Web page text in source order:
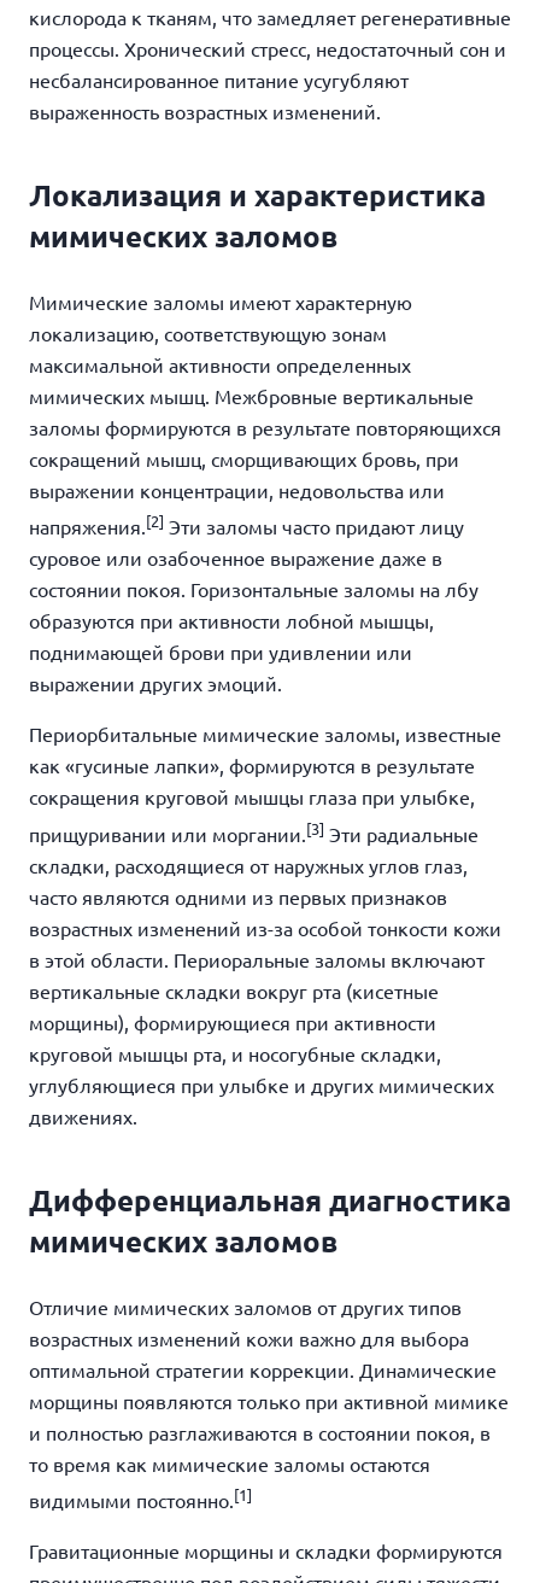
кислорода к тканям, что замедляет регенеративные
процессы. Хронический стресс, недостаточный сон и
несбалансированное питание усугубляют
выраженность возрастных изменений.
Локализация и характеристика
мимических заломов
Мимические заломы имеют характерную
локализацию, соответствующую зонам
максимальной активности определенных
мимических мышц. Межбровные вертикальные
заломы формируются в результате повторяющихся
сокращений мышц, сморщивающих бровь, при
выражении концентрации, недовольства или
напряжения. [2] Эти заломы часто придают лицу
суровое или озабоченное выражение даже в
состоянии покоя. Горизонтальные заломы на лбу
образуются при активности лобной мышцы,
поднимающей брови при удивлении или
выражении других эмоций.
Периорбитальные мимические заломы, известные
как «гусиные лапки», формируются в результате
сокращения круговой мышцы глаза при улыбке,
прищуривании или моргании.[3] Эти радиальные
складки, расходящиеся от наружных углов глаз,
часто являются одними из первых признаков
возрастных изменений из-за особой тонкости кожи
в этой области. Периоральные заломы включают
вертикальные складки вокруг рта (кисетные
морщины), формирующиеся при активности
круговой мышцы рта, и носогубные складки,
углубляющиеся при улыбке и других мимических
движениях.
Дифференциальная диагностика
мимических заломов
Отличие мимических заломов от других типов
возрастных изменений кожи важно для выбора
оптимальной стратегии коррекции. Динамические
морщины появляются только при активной мимике
и полностью разглаживаются в состоянии покоя, в
то время как мимические заломы остаются
видимыми постоянно.[1]
Гравитационные морщины и складки формируются